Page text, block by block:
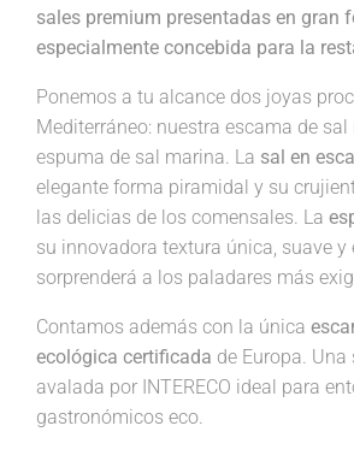
sales premium presentadas en gran
especialmente concebida para la
Ponemos a tu alcance dos joyas
Mediterráneo: nuestra escama de
espuma de sal marina. La sal en
elegante forma piramidal y su
las delicias de los comensales. La
su innovadora textura única, suave y
sorprenderá a los paladares más
Contamos además con la única
ecológica certificada de Europa.
avalada por INTERECO ideal para
gastronómicos eco.